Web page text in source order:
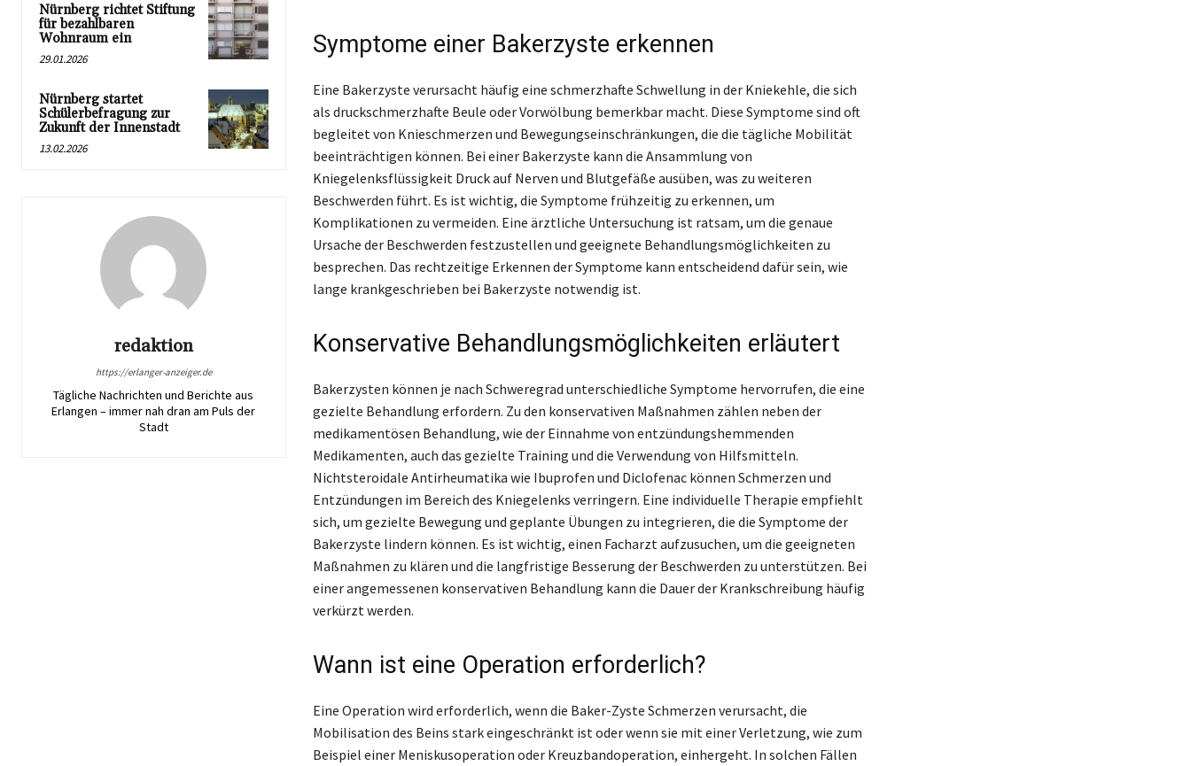
Nürnberg richtet Stiftung
für bezahlbaren
Wohnraum ein
29.01.2026
Nürnberg startet
Schülerbefragung zur
Zukunft der Innenstadt
13.02.2026
redaktion
https://erlanger-anzeiger.de
Tägliche Nachrichten und Berichte aus
Erlangen – immer nah dran am Puls der
Stadt
Symptome einer Bakerzyste erkennen
Eine Bakerzyste verursacht häufig eine schmerzhafte Schwellung in der Kniekehle, die sich
als druckschmerzhafte Beule oder Vorwölbung bemerkbar macht. Diese Symptome sind oft
begleitet von Knieschmerzen und Bewegungseinschränkungen, die die tägliche Mobilität
beeinträchtigen können. Bei einer Bakerzyste kann die Ansammlung von
Kniegelenksflüssigkeit Druck auf Nerven und Blutgefäße ausüben, was zu weiteren
Beschwerden führt. Es ist wichtig, die Symptome frühzeitig zu erkennen, um
Komplikationen zu vermeiden. Eine ärztliche Untersuchung ist ratsam, um die genaue
Ursache der Beschwerden festzustellen und geeignete Behandlungsmöglichkeiten zu
besprechen. Das rechtzeitige Erkennen der Symptome kann entscheidend dafür sein, wie
lange krankgeschrieben bei Bakerzyste notwendig ist.
Konservative Behandlungsmöglichkeiten erläutert
Bakerzysten können je nach Schweregrad unterschiedliche Symptome hervorrufen, die eine
gezielte Behandlung erfordern. Zu den konservativen Maßnahmen zählen neben der
medikamentösen Behandlung, wie der Einnahme von entzündungshemmenden
Medikamenten, auch das gezielte Training und die Verwendung von Hilfsmitteln.
Nichtsteroidale Antirheumatika wie Ibuprofen und Diclofenac können Schmerzen und
Entzündungen im Bereich des Kniegelenks verringern. Eine individuelle Therapie empfiehlt
sich, um gezielte Bewegung und geplante Übungen zu integrieren, die die Symptome der
Bakerzyste lindern können. Es ist wichtig, einen Facharzt aufzusuchen, um die geeigneten
Maßnahmen zu klären und die langfristige Besserung der Beschwerden zu unterstützen. Bei
einer angemessenen konservativen Behandlung kann die Dauer der Krankschreibung häufig
verkürzt werden.
Wann ist eine Operation erforderlich?
Eine Operation wird erforderlich, wenn die Baker-Zyste Schmerzen verursacht, die
Mobilisation des Beins stark eingeschränkt ist oder wenn sie mit einer Verletzung, wie zum
Beispiel einer Meniskusoperation oder Kreuzbandoperation, einhergeht. In solchen Fällen